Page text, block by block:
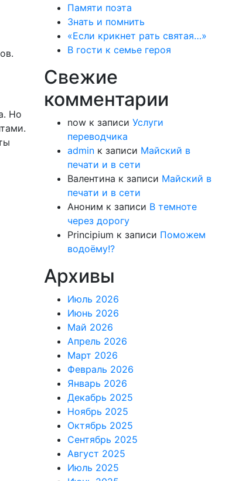
Но
Памяти поэта
Знать и помнить
«Если крикнет рать святая…»
В гости к семье героя
Свежие
комментарии
nowк записи Услуги
переводчика
adminк записи Майский в
печати и в сети
Валентина к записи Майский в
печати и в сети
Аноним к записи В темноте
через дорогу
Principium к записи Поможем
водоёму!?
Архивы
Июль 2026
Июнь 2026
Май 2026
Апрель 2026
Март 2026
Февраль 2026
Январь 2026
Декабрь 2025
Ноябрь 2025
Октябрь 2025
Сентябрь 2025
Август 2025
Июль 2025